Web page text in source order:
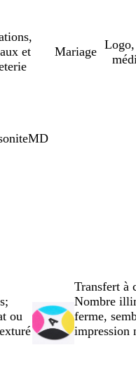
et
Mariage
ou
Transfert à
Nombre
ferme,
impression